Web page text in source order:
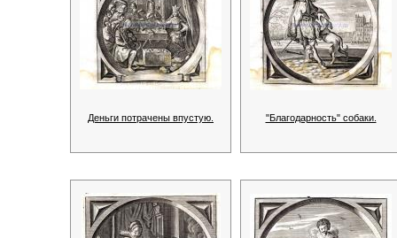
Деньги потрачены впустую. "Благодарность" собаки.